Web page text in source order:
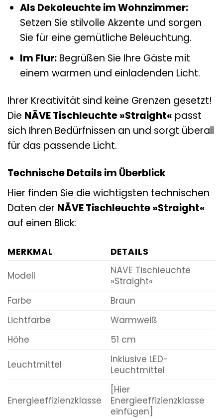
Als Dekoleuchte im Wohnzimmer:
Setzen Sie stilvolle Akzente und sorgen
Sie für eine gemütliche Beleuchtung.
Im Flur:Begrüßen Sie Ihre Gäste mit
einem warmen und einladenden Licht.
Ihrer Kreativität sind keine Grenzen gesetzt!
Die NÄVE Tischleuchte »Straight« passt
sich Ihren Bedürfnissen an und sorgt überall
für das passende Licht.
Technische Details im Überblick
Hier finden Sie die wichtigsten technischen
Daten der NÄVE Tischleuchte »Straight«
auf einen Blick:
MERKMAL
DETAILS
Modell
NÄVE Tischleuchte
»Straight«
Farbe
Braun
Lichtfarbe
Warmweiß
Höhe
51 cm
Leuchtmittel
Inklusive LED-
Leuchtmittel
Energieeffizienzklasse
[Hier
Energieeffizienzklasse
einfügen]